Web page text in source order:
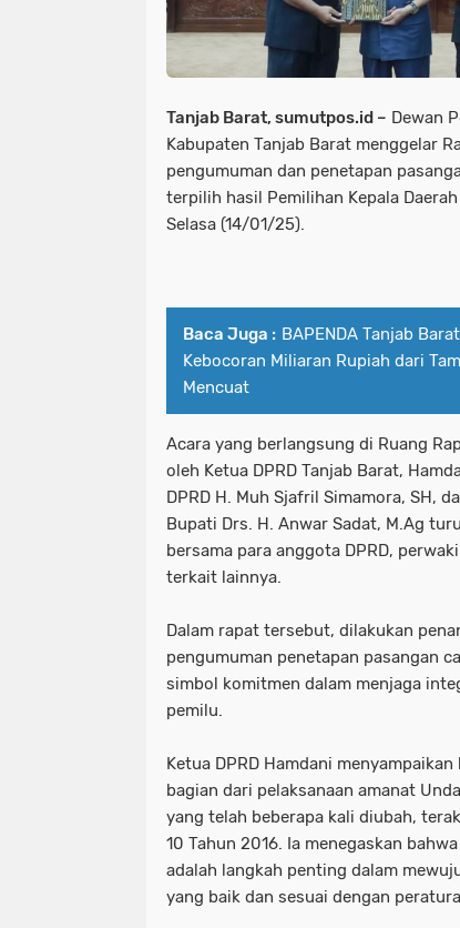
Tanjab Barat, sumutpos.id – Dewan
Kabupaten Tanjab Barat menggelar
pengumuman dan penetapan
terpilih hasil Pemilihan Kepala
Selasa (14/01/25).
Baca Juga : BAPENDA Tanjab
Kebocoran Miliaran Rupiah dari
Mencuat
Acara yang berlangsung di Ruang
oleh Ketua DPRD Tanjab Barat,
DPRD H. Muh Sjafril Simamora, SH,
Bupati Drs. H. Anwar Sadat, M.Ag
bersama para anggota DPRD,
terkait lainnya.
Dalam rapat tersebut, dilakukan
pengumuman penetapan pasangan
simbol komitmen dalam menjaga
pemilu.
Ketua DPRD Hamdani
bagian dari pelaksanaan amanat
yang telah beberapa kali diubah,
10 Tahun 2016. Ia menegaskan
adalah langkah penting dalam
yang baik dan sesuai dengan